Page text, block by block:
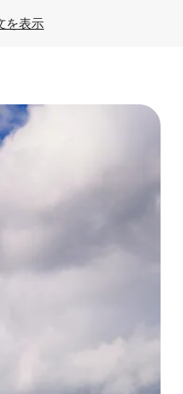
を表示
確認することができます。